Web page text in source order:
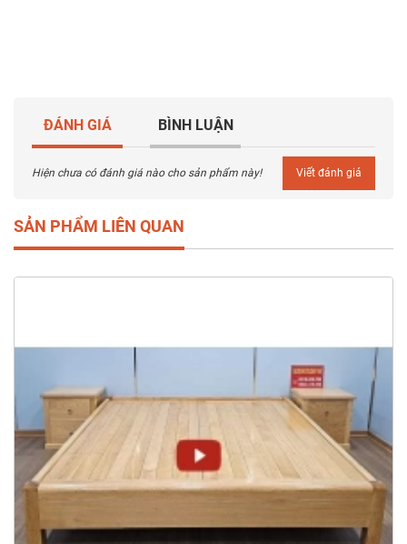
ĐÁNH GIÁ BÌNH LUẬN
Hiện chưa có đánh giá nào cho sản phẩm này! Viết đánh giá
SẢN PHẨM LIÊN QUAN